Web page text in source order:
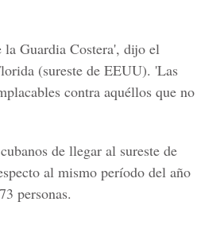
la Guardia Costera', dijo el
(sureste de EEUU). 'Las
contra aquéllos que no
de llegar al sureste de
al mismo período del año
personas.